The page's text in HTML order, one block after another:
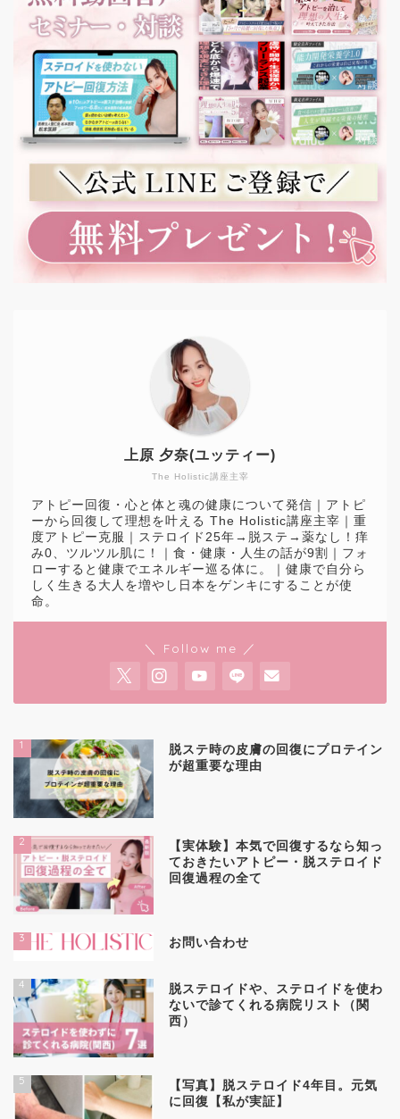
The Holistic講座主宰
上原 夕奈(ユッティー)
アトピー回復・心と体と魂の健康について発信｜アトピ
ーから回復して理想を叶える The Holistic講座主宰｜重
度アトピー克服｜ステロイド25年→脱ステ→薬なし！痒
み0、ツルツル肌に！｜食・健康・人生の話が9割｜フォ
ローすると健康でエネルギー巡る体に。｜健康で自分ら
しく生きる大人を増やし日本をゲンキにすることが使
命。
＼ Follow me ／
1
脱ステ時の皮膚の回復にプロテイン
が超重要な理由
2
【実体験】本気で回復するなら知っ
ておきたいアトピー・脱ステロイド
回復過程の全て
3 お問い合わせ
4
脱ステロイドや、ステロイドを使わ
ないで診てくれる病院リスト（関
西）
5
【写真】脱ステロイド4年目。元気
に回復【私が実証】